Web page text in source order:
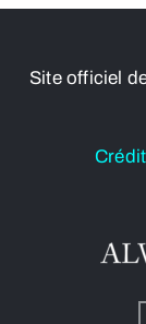
Site officiel